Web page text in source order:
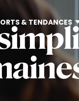
& TENDANCES
CONTENUS